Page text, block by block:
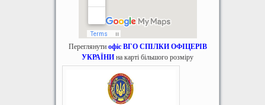
Переглянути офіс ВГО СПІЛКИ ОФІЦЕРІВ
УКРАЇНИ на карті більшого розміру